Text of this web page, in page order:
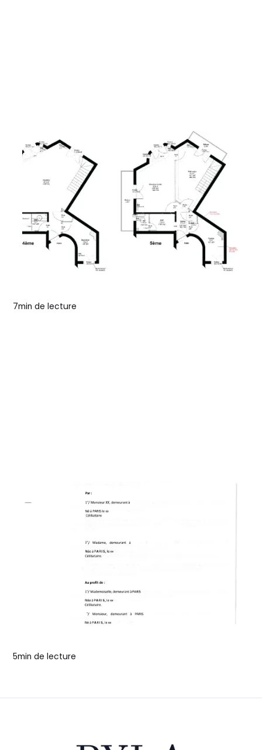
Culture immobilière
Surface Carrez : calcul et
explication
Découvrez l'importance de la loi Carrez lors
d'une transaction immobilière, comment
calculer la surface Carrez et les
conséquences d'une erreur de mesure.
7min de lecture
Culture immobilière
propriété ?
Comprenez l'utilité d'une attestation de
procédures pour l'obtenir et les solutions
en cas de perte de ce document essentiel.
5min de lecture